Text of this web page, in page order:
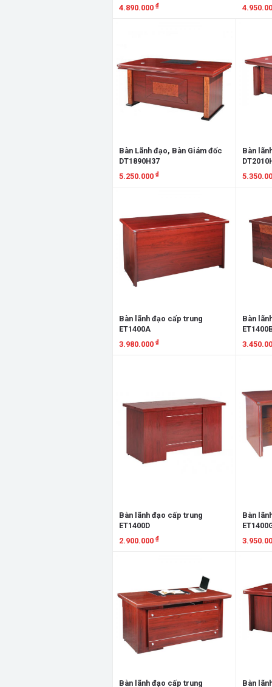
4.890.000 ₫
Bàn Lãnh đạo, Bàn Giám đốc
DT1890H37
5.250.000 ₫
Bàn
Bàn lãnh đạo cấp trung
ET1400A
3.980.000 ₫
Bàn
Bàn lãnh đạo cấp trung
ET1400D
2.900.000 ₫
Bàn
Bàn lãnh đạo cấp trung Bàn